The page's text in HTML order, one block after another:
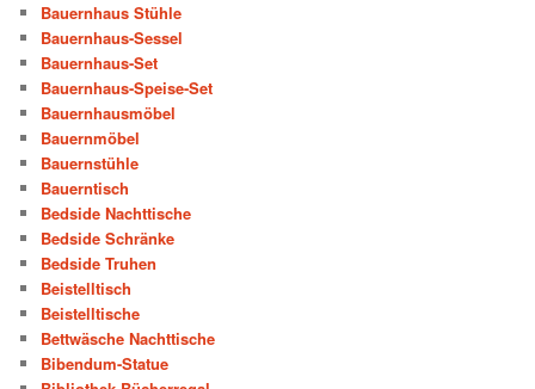
Bauernhaus Stühle
Bauernhaus-Sessel
Bauernhaus-Set
Bauernhaus-Speise-Set
Bauernhausmöbel
Bauernmöbel
Bauernstühle
Bauerntisch
Bedside Nachttische
Bedside Schränke
Bedside Truhen
Beistelltisch
Beistelltische
Bettwäsche Nachttische
Bibendum-Statue